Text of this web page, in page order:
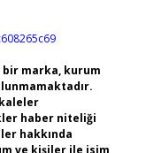
marka, kurum
haber niteliği
hakkında
ve kişiler ile isim